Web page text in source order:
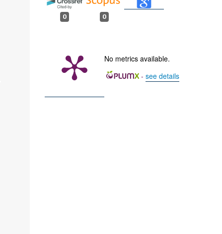
0 0
No metrics available.
- see details